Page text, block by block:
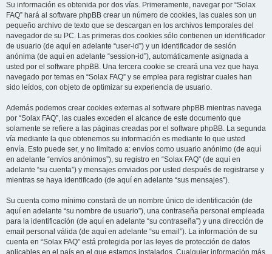
Su información es obtenida por dos vías. Primeramente, navegar por “Solax
FAQ” hará al software phpBB crear un número de cookies, las cuales son un
pequeño archivo de texto que se descargan en los archivos temporales del
navegador de su PC. Las primeras dos cookies sólo contienen un identificador
de usuario (de aquí en adelante “user-id”) y un identificador de sesión
anónima (de aquí en adelante “session-id”), automáticamente asignada a
usted por el software phpBB. Una tercera cookie se creará una vez que haya
navegado por temas en “Solax FAQ” y se emplea para registrar cuales han
sido leídos, con objeto de optimizar su experiencia de usuario.
Además podemos crear cookies externas al software phpBB mientras navega
por “Solax FAQ”, las cuales exceden el alcance de este documento que
solamente se refiere a las páginas creadas por el software phpBB. La segunda
vía mediante la que obtenemos su información es mediante lo que usted
envía. Esto puede ser, y no limitado a: envíos como usuario anónimo (de aquí
en adelante “envíos anónimos”), su registro en “Solax FAQ” (de aquí en
adelante “su cuenta”) y mensajes enviados por usted después de registrarse y
mientras se haya identificado (de aquí en adelante “sus mensajes”).
Su cuenta como mínimo constará de un nombre único de identificación (de
aquí en adelante “su nombre de usuario”), una contraseña personal empleada
para la identificación (de aquí en adelante “su contraseña”) y una dirección de
email personal válida (de aquí en adelante “su email”). La información de su
cuenta en “Solax FAQ” está protegida por las leyes de protección de datos
aplicables en el país en el que estamos instalados. Cualquier información más